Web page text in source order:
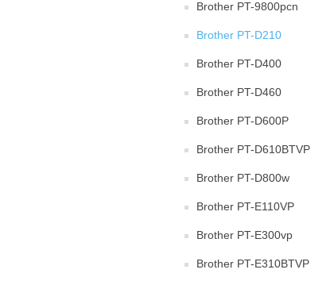
Brother PT-9800pcn
Brother PT-D210
Brother PT-D400
Brother PT-D460
Brother PT-D600P
Brother PT-D610BTVP
Brother PT-D800w
Brother PT-E110VP
Brother PT-E300vp
Brother PT-E310BTVP